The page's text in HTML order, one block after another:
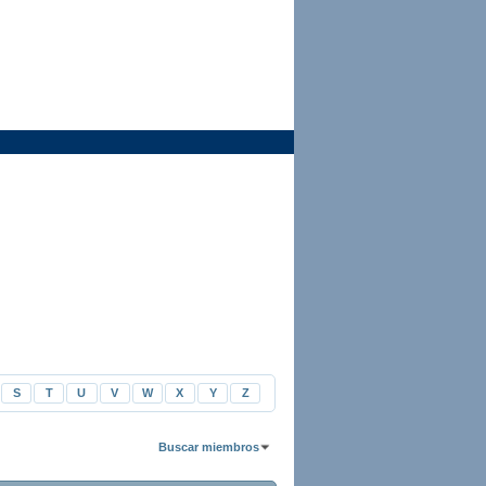
S T U V W X Y Z
Buscar miembros